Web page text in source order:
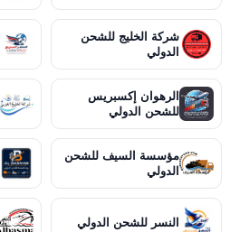
شركة الخليج للشحن
الدولي
الرهوان إكسبريس
للشحن الدولي
مؤسسة السيف للشحن
الدولي
النسر للشحن الدولي